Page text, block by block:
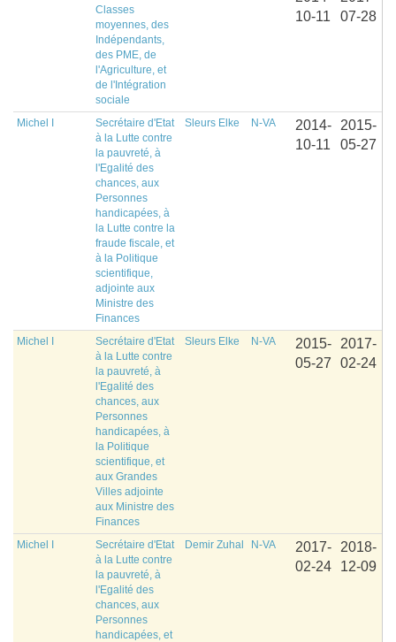
Classes
moyennes, des
Indépendants,
des PME, de
l'Agriculture, et
de l'Intégration
sociale
10-11
07-28
Michel I
Secrétaire d'Etat
à la Lutte contre
la pauvreté, à
l'Egalité des
chances, aux
Personnes
handicapées, à
la Lutte contre la
fraude fiscale, et
à la Politique
scientifique,
adjointe aux
Ministre des
Finances
Sleurs Elke N-VA
2014-
10-11
2015-
05-27
Michel I
Secrétaire d'Etat
à la Lutte contre
la pauvreté, à
l'Egalité des
chances, aux
Personnes
handicapées, à
la Politique
scientifique, et
aux Grandes
Villes adjointe
aux Ministre des
Finances
Sleurs Elke N-VA
2015-
05-27
2017-
02-24
Michel I
Secrétaire d'Etat
à la Lutte contre
la pauvreté, à
l'Egalité des
chances, aux
Personnes
handicapées, et
Demir Zuhal N-VA
2017-
02-24
2018-
12-09